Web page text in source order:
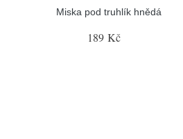
Miska pod truhlík hnědá
189 Kč